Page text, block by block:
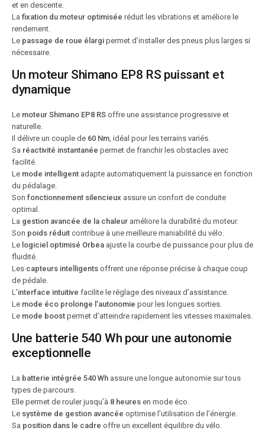
et en descente.
La fixation du moteur optimisée réduit les vibrations et améliore le
rendement.
Le passage de roue élargi permet d’installer des pneus plus larges si
nécessaire.
Un moteur Shimano EP8 RS puissant et
dynamique
Le moteur Shimano EP8 RS offre une assistance progressive et
naturelle.
Il délivre un couple de 60 Nm, idéal pour les terrains variés.
Sa réactivité instantanée permet de franchir les obstacles avec
facilité.
Le mode intelligent adapte automatiquement la puissance en fonction
du pédalage.
Son fonctionnement silencieux assure un confort de conduite
optimal.
La gestion avancée de la chaleur améliore la durabilité du moteur.
Son poids réduit contribue à une meilleure maniabilité du vélo.
Le logiciel optimisé Orbea ajuste la courbe de puissance pour plus de
fluidité.
Les capteurs intelligents offrent une réponse précise à chaque coup
de pédale.
L’interface intuitive facilite le réglage des niveaux d’assistance.
Le mode éco prolonge l’autonomie pour les longues sorties.
Le mode boost permet d’atteindre rapidement les vitesses maximales.
Une batterie 540 Wh pour une autonomie
exceptionnelle
La batterie intégrée 540 Wh assure une longue autonomie sur tous
types de parcours.
Elle permet de rouler jusqu’à 8 heures en mode éco.
Le système de gestion avancée optimise l’utilisation de l’énergie.
Sa position dans le cadre offre un excellent équilibre du vélo.